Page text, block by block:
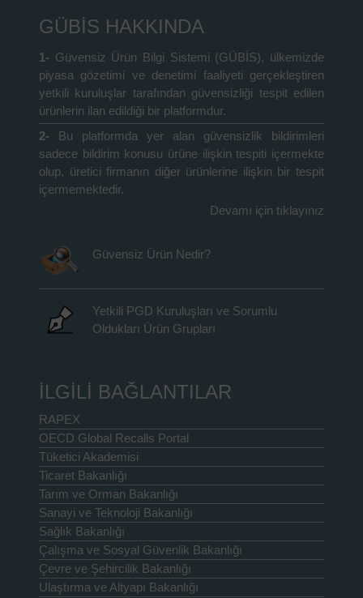
GÜBİS HAKKINDA
1- Güvensiz Ürün Bilgi Sistemi (GÜBİS), ülkemizde
piyasa gözetimi ve denetimi faaliyeti gerçekleştiren
yetkili kuruluşlar tarafından güvensizliği tespit edilen
ürünlerin ilan edildiği bir platformdur.
2-
Bu platformda yer alan güvensizlik bildirimleri
sadece bildirim konusu ürüne ilişkin tespiti içermekte
olup, üretici firmanın diğer ürünlerine ilişkin bir tespit
içermemektedir.
Devamı için tıklayınız
Güvensiz Ürün Nedir?
Yetkili PGD Kuruluşları ve Sorumlu
Oldukları Ürün Grupları
İLGİLİ BAĞLANTILAR
RAPEX
OECD Global Recalls Portal
Tüketici Akademisi
Ticaret Bakanlığı
Tarım ve Orman Bakanlığı
Sanayi ve Teknoloji Bakanlığı
Sağlık Bakanlığı
Çalışma ve Sosyal Güvenlik Bakanlığı
Çevre ve Şehircilik Bakanlığı
Ulaştırma ve Altyapı Bakanlığı